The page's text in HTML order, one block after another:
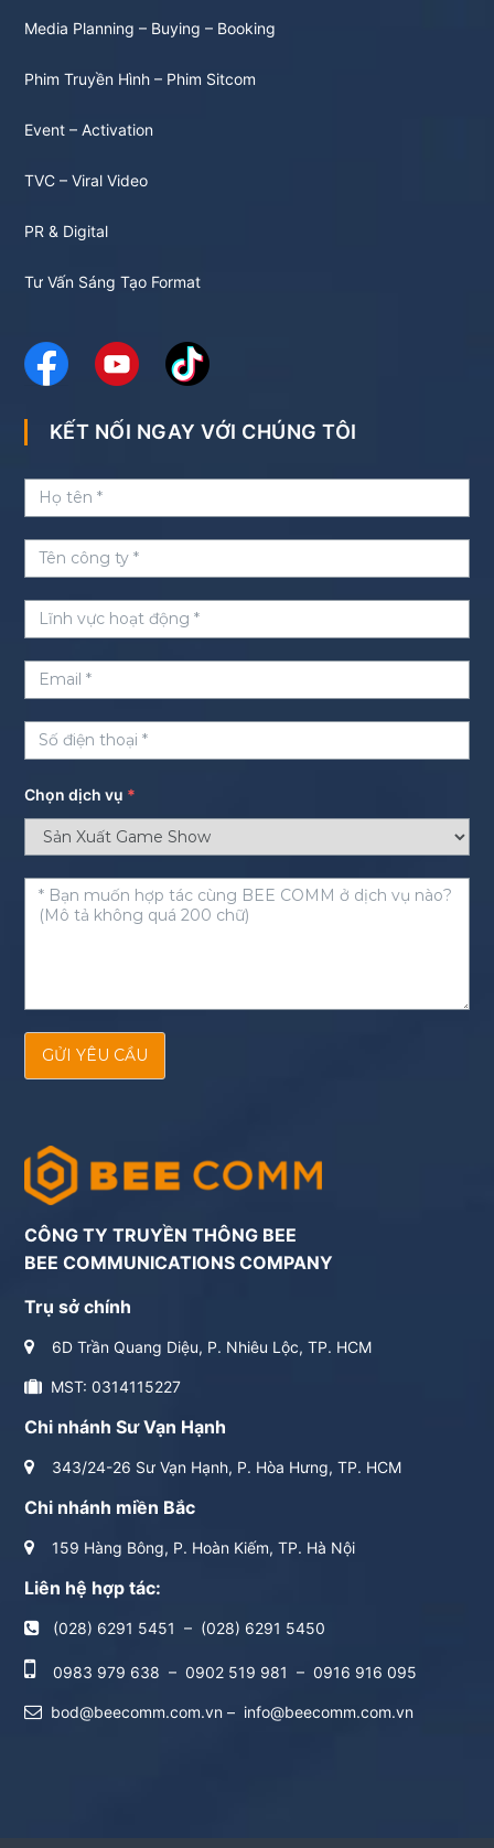
Media Planning – Buying – Booking
Phim Truyền Hình – Phim Sitcom
Event – Activation
TVC – Viral Video
PR & Digital
Tư Vấn Sáng Tạo Format
KẾT NỐI NGAY VỚI CHÚNG TÔI
Chọn dịch vụ *
GỬI YÊU CẦU
CÔNG TY TRUYỀN THÔNG BEE
BEE COMMUNICATIONS COMPANY
Trụ sở chính
6D Trần Quang Diệu, P. Nhiêu Lộc, TP. HCM
MST: 0314115227
Chi nhánh Sư Vạn Hạnh
343/24-26 Sư Vạn Hạnh, P. Hòa Hưng, TP. HCM
Chi nhánh miền Bắc
159 Hàng Bông, P. Hoàn Kiếm, TP. Hà Nội
Liên hệ hợp tác:
(028) 6291 5451 – (028) 6291 5450
0983 979 638 – 0902 519 981 – 0916 916 095
bod@beecomm.com.vn – info@beecomm.com.vn